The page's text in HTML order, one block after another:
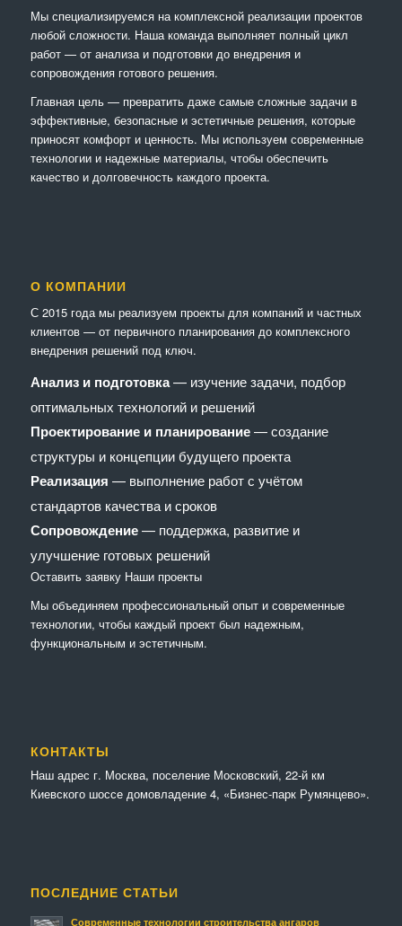
Мы специализируемся на комплексной реализации проектов
любой сложности. Наша команда выполняет полный цикл
работ — от анализа и подготовки до внедрения и
сопровождения готового решения.
Главная цель — превратить даже самые сложные задачи в
эффективные, безопасные и эстетичные решения, которые
приносят комфорт и ценность. Мы используем современные
технологии и надежные материалы, чтобы обеспечить
качество и долговечность каждого проекта.
О КОМПАНИИ
С 2015 года мы реализуем проекты для компаний и частных
клиентов — от первичного планирования до комплексного
внедрения решений под ключ.
Анализ и подготовка— изучение задачи, подбор
оптимальных технологий и решений
Проектирование и планирование— создание
структуры и концепции будущего проекта
Реализация — выполнение работ с учётом
стандартов качества и сроков
Сопровождение— поддержка, развитие и
улучшение готовых решений
Оставить заявку Наши проекты
Мы объединяем профессиональный опыт и современные
технологии, чтобы каждый проект был надежным,
функциональным и эстетичным.
КОНТАКТЫ
Наш адрес г. Москва, поселение Московский, 22-й км
Киевского шоссе домовладение 4, «Бизнес-парк Румянцево».
ПОСЛЕДНИЕ СТАТЬИ
Современные технологии строительства ангаров